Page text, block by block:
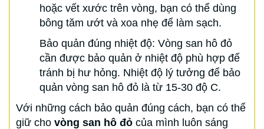
hoặc vết xước trên vòng, bạn có thể dùng
bông tăm ướt và xoa nhẹ để làm sạch.
Bảo quản đúng nhiệt độ: Vòng san hô đỏ
cần được bảo quản ở nhiệt độ phù hợp để
tránh bị hư hỏng. Nhiệt độ lý tưởng để bảo
quản vòng san hô đỏ là từ 15-30 độ C.
Với những cách bảo quản đúng cách, bạn có thể
giữ cho vòng san hô đỏ của mình luôn sáng